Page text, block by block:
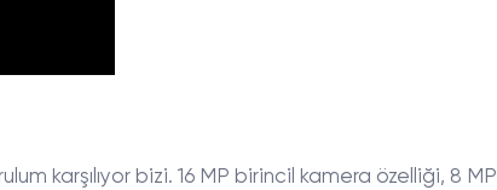
karşılıyor bizi. 16 MP birincil kamera özelliği, 8 MP